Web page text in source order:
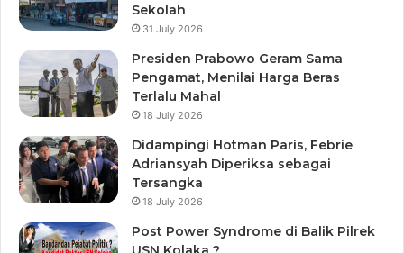
Sekolah
31 July 2026
Presiden Prabowo Geram Sama
Pengamat, Menilai Harga Beras
Terlalu Mahal
18 July 2026
Didampingi Hotman Paris, Febrie
Adriansyah Diperiksa sebagai
Tersangka
18 July 2026
Post Power Syndrome di Balik Pilrek